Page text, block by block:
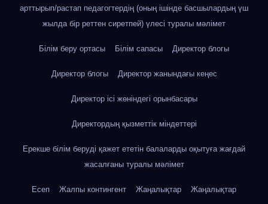
арттырып/растап педагогтердің (оның ішінде басшылардың үш
жылда бір реттен сиретпей) үлесі туралы мәлімет
Білім беру ортасы Білім сапасы Директор блогы
Директор блогы Директор жанындағы кеңес
Директор ісі жөніндегі орынбасары
Директордың қызметтік міндеттері
Ерекше білім беруді қажет ететін балаларды оқытуға жағдай
жасалғаны туралы мәлімет
Есеп Жалпы контингент Жаңалықтар Жаңалықтар